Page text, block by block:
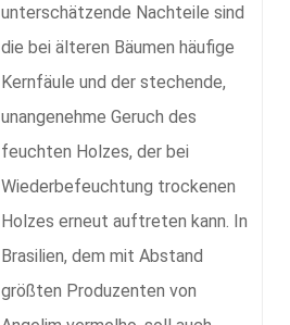
unterschätzende Nachteile sind
die bei älteren Bäumen häufige
Kernfäule und der stechende,
unangenehme Geruch des
feuchten Holzes, der bei
Wiederbefeuchtung trockenen
Holzes erneut auftreten kann. In
Brasilien, dem mit Abstand
größten Produzenten von